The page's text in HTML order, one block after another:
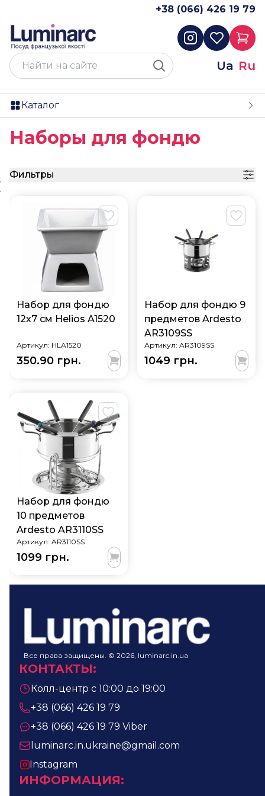
+38 (066) 426 19 79
Ua Ru
Каталог
Наборы для фондю
Фильтры
Набор для фондю
12х7 см Helios A1520
Артикул: HLA1520
350.90 грн.
Набор для фондю 9
предметов Ardesto
AR3109SS
Артикул: AR3109SS
1049 грн.
Набор для фондю
10 предметов
Ardesto AR3110SS
Артикул: AR3110SS
1099 грн.
Все права защищены. © 2026, luminarc.in.ua
КОНТАКТЫ:
Колл-центр с 10:00 до 19:00
+38 (066) 426 19 79
+38 (066) 426 19 79 Viber
luminarc.in.ukraine@gmail.com
Instagram
ИНФОРМАЦИЯ: